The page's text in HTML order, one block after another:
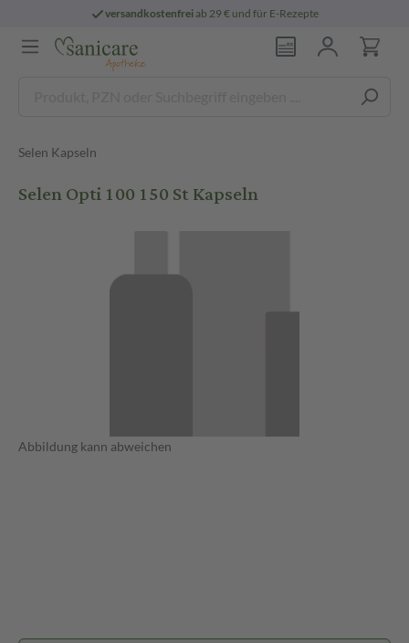
versandkostenfreiab 29 € und für E-Rezepte
Selen Kapseln
Selen Opti 100 150 St Kapseln
Abbildung kann abweichen